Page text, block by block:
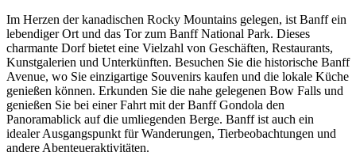
Im Herzen der kanadischen Rocky Mountains gelegen, ist Banff ein
lebendiger Ort und das Tor zum Banff National Park. Dieses
charmante Dorf bietet eine Vielzahl von Geschäften, Restaurants,
Kunstgalerien und Unterkünften. Besuchen Sie die historische Banff
Avenue, wo Sie einzigartige Souvenirs kaufen und die lokale Küche
genießen können. Erkunden Sie die nahe gelegenen Bow Falls und
genießen Sie bei einer Fahrt mit der Banff Gondola den
Panoramablick auf die umliegenden Berge. Banff ist auch ein
idealer Ausgangspunkt für Wanderungen, Tierbeobachtungen und
andere Abenteueraktivitäten.